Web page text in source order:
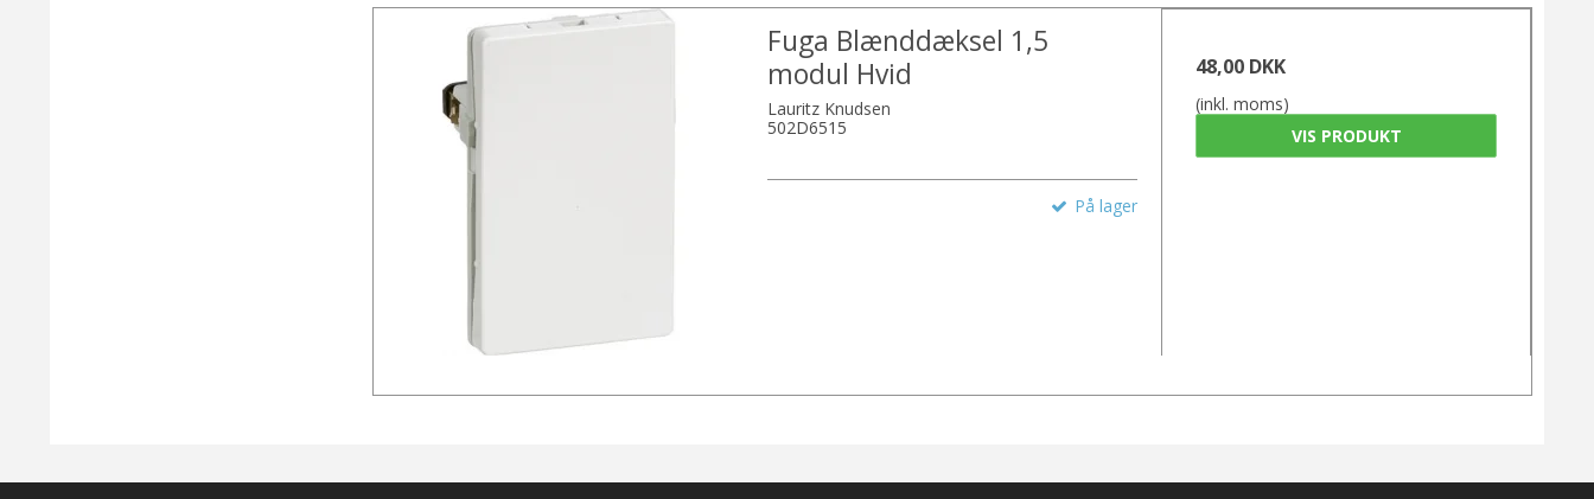
Fuga Blænddæksel 1,5
modul Hvid
Lauritz Knudsen
502D6515
På lager
48,00 DKK
(inkl. moms)
VIS PRODUKT